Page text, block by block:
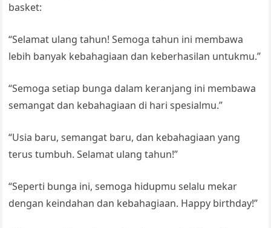
basket:
“Selamat ulang tahun! Semoga tahun ini membawa
lebih banyak kebahagiaan dan keberhasilan untukmu.”
“Semoga setiap bunga dalam keranjang ini membawa
semangat dan kebahagiaan di hari spesialmu.”
“Usia baru, semangat baru, dan kebahagiaan yang
terus tumbuh. Selamat ulang tahun!”
“Seperti bunga ini, semoga hidupmu selalu mekar
dengan keindahan dan kebahagiaan. Happy birthday!”